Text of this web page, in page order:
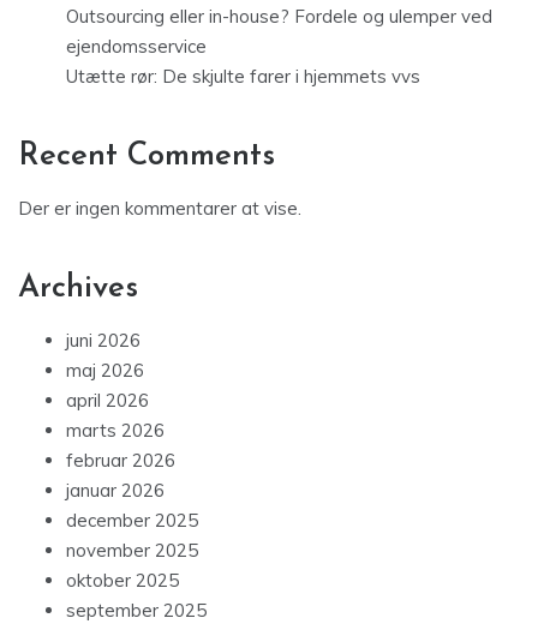
Outsourcing eller in-house? Fordele og ulemper ved
ejendomsservice
Utætte rør: De skjulte farer i hjemmets vvs
Recent Comments
Der er ingen kommentarer at vise.
Archives
juni 2026
maj 2026
april 2026
marts 2026
februar 2026
januar 2026
december 2025
november 2025
oktober 2025
september 2025